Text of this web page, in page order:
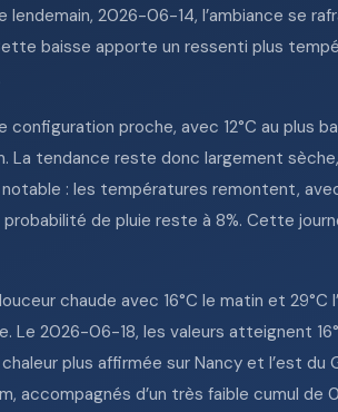
2026-06-14, l’ambiance se
baisse apporte un ressenti plus
proche, avec 12°C au plus
La tendance reste donc largement
: les températures remontent,
de pluie reste à 8%. Cette
chaude avec 16°C le matin et
Le 2026-06-18, les valeurs atteignent
plus affirmée sur Nancy et l’est
accompagnés d’un très faible cumul